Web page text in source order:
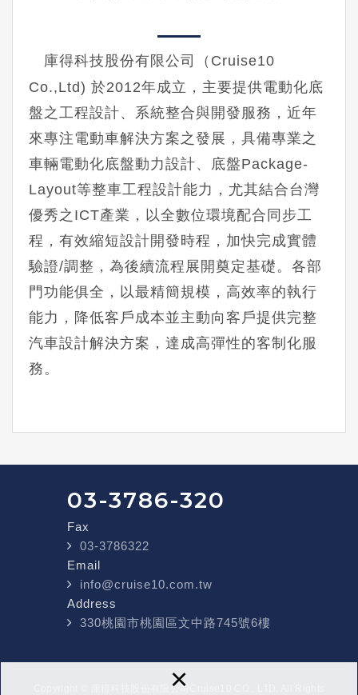
×
庫得科技股份有限公司（Cruise10
Co.,Ltd) 於2012年成立，主要提供電動化底
盤之工程設計、系統整合與開發服務，近年
來專注電動車解決方案之發展，具備專業之
車輛電動化底盤動力設計、底盤Package-
Layout等整車工程設計能力，尤其結合台灣
優秀之ICT產業，以全數位環境配合同步工
程，有效縮短設計開發時程，加快完成實體
驗證/調整，為後續流程展開奠定基礎。各部
門功能俱全，以最精簡規模，高效率的執行
能力，降低客戶成本並主動向客戶提供完整
汽車設計解決方案，達成高彈性的客制化服
務。
03-3786-320
Fax
03-3786322
Email
info@cruise10.com.tw
Address
330桃園市桃園區文中路745號6樓
Copyright © 庫得科技股份有限公司Cruise10 CO., LTD. All Rights